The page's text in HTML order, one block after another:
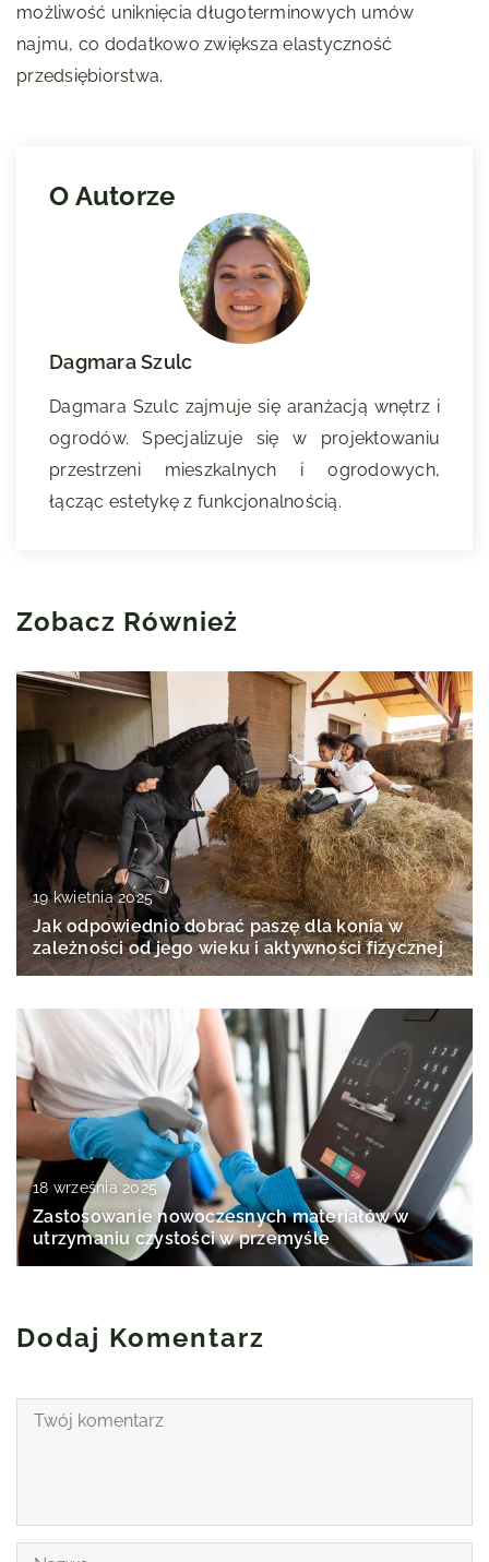
możliwość uniknięcia długoterminowych umów
najmu, co dodatkowo zwiększa elastyczność
przedsiębiorstwa.
O Autorze
Dagmara Szulc
Dagmara Szulc zajmuje się aranżacją wnętrz i
ogrodów. Specjalizuje się w projektowaniu
przestrzeni mieszkalnych i ogrodowych,
łącząc estetykę z funkcjonalnością.
Zobacz Również
19 kwietnia 2025
Jak odpowiednio dobrać paszę dla konia w
zależności od jego wieku i aktywności fizycznej
18 września 2025
Zastosowanie nowoczesnych materiałów w
utrzymaniu czystości w przemyśle
Dodaj Komentarz